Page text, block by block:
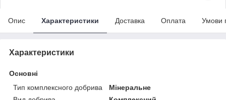
Опис Характеристики Доставка Оплата Умови
Характеристики
Основні
Тип комплексного добрива
Мінеральне